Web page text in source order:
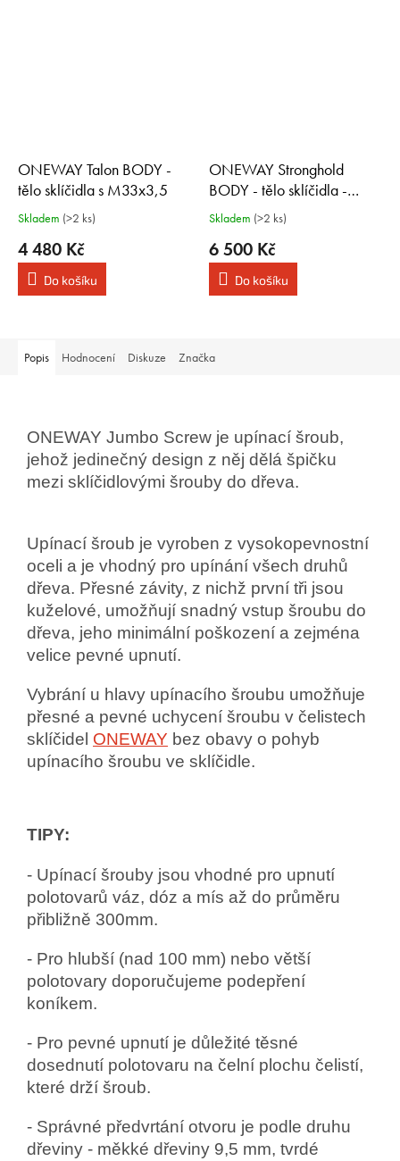
ONEWAY Talon BODY -
tělo sklíčidla s M33x3,5
Skladem (>2 ks)
4 480 Kč
Do košíku
ONEWAY Stronghold
BODY - tělo sklíčidla -
M33x3,5
Skladem (>2 ks)
6 500 Kč
Do košíku
Popis Hodnocení Diskuze Značka
ONEWAY Jumbo Screw je upínací šroub,
jehož jedinečný design z něj dělá špičku
mezi sklíčidlovými šrouby do dřeva.
Upínací šroub je vyroben z vysokopevnostní
oceli a je vhodný pro upínání všech druhů
dřeva. Přesné závity, z nichž první tři jsou
kuželové, umožňují snadný vstup šroubu do
dřeva, jeho minimální poškození a zejména
velice pevné upnutí.
Vybrání u hlavy upínacího šroubu umožňuje
přesné a pevné uchycení šroubu v čelistech
sklíčidel ONEWAY bez obavy o pohyb
upínacího šroubu ve sklíčidle.
TIPY:
- Upínací šrouby jsou vhodné pro upnutí
polotovarů váz, dóz a mís až do průměru
přibližně 300mm.
- Pro hlubší (nad 100 mm) nebo větší
polotovary doporučujeme podepření
koníkem.
- Pro pevné upnutí je důležité těsné
dosednutí polotovaru na čelní plochu čelistí,
které drží šroub.
- Správné předvrtání otvoru je podle druhu
dřeviny - měkké dřeviny 9,5 mm, tvrdé